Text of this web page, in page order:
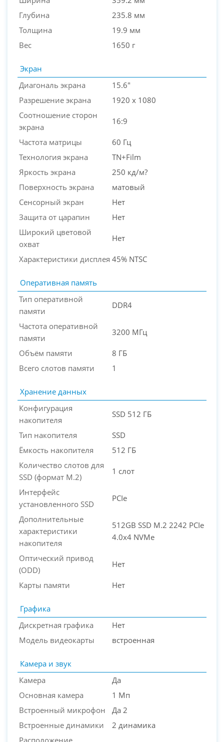
Глубина
235.8 мм
Толщина
19.9 мм
Вес
1650 г
Экран
Диагональ экрана
15.6"
Разрешение экрана
1920 x 1080
Соотношение сторон
экрана
16:9
Частота матрицы
60 Гц
Технология экрана
TN+Film
Яркость экрана
250 кд/м?
Поверхность экрана
матовый
Сенсорный экран
Нет
Защита от царапин
Нет
Широкий цветовой
охват
Нет
Характеристики дисплея 45% NTSC
Оперативная память
Тип оперативной
памяти
DDR4
Частота оперативной
памяти
3200 МГц
Объём памяти
8 ГБ
Всего слотов памяти
1
Хранение данных
Конфигурация
накопителя
SSD 512 ГБ
Тип накопителя
SSD
Ёмкость накопителя
512 ГБ
Количество слотов для
SSD (формат M.2)
1 слот
Интерфейс
установленного SSD
PCIe
Дополнительные
характеристики
накопителя
512GB SSD M.2 2242 PCIe
4.0x4 NVMe
Оптический привод
(ODD)
Нет
Карты памяти Нет
Графика
Дискретная графика
Нет
Модель видеокарты
встроенная
Камера и звук
Камера
Да
Основная камера
1 Мп
Встроенный микрофон
Да 2
Встроенные динамики
2 динамика